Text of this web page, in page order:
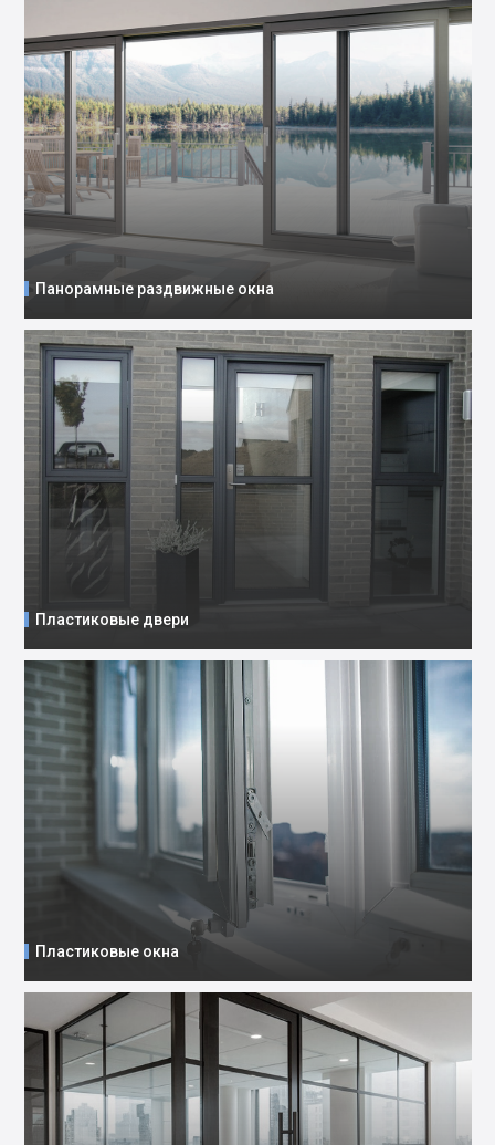
Панорамные раздвижные окна
Пластиковые двери
Пластиковые окна